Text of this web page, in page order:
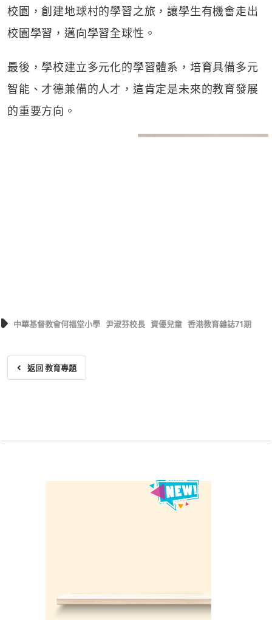
校園，創建地球村的學習之旅，讓學生有機會走出
校園學習，邁向學習全球性。
最後，學校建立多元化的學習體系，培育具備多元
智能、才德兼備的人才，這肯定是未來的教育發展
的重要方向。
中華基督教會何福堂小學 尹淑芬校長 資優兒童 香港教育雜誌71期
返回 教育專題